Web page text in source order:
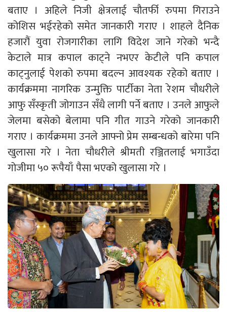
बताए । अहिले निजी क्षेत्रलाई चौतर्फी रुपमा गिराउने
कोशिस भईरहेको समेत जानकारी गराए । शाहले दैनिक
हजारौं युवा रोजगारीका लागि विदेश जाने गरेको भन्दै
केटाले मात्र कपाल काट्ने नभएर केटीले पनि कपाल
काट्नुलाई पेशको रुपमा बदल्न आवश्यक रहेको बताए ।
कार्यक्रममा नागरिक उन्मुक्ति पार्टीका नेता रेशम चा‌ैधरीले
आफु सँस्कृती जोगाउन सँधै लागी पर्ने बताए । उनले आफुले
जेलमा बसेको बेलामा पनि गीत गाउने गरेको जानकारी
गराए । कार्यक्रममा उनले आफ्नो प्रेम सम्बन्धको बारेमा पनि
खुलासा गरे । नेता चौधरीले श्रीमती रञ्जितलाई भगाउँदा
गोजीमा ५० रूपैयाँ पैसा भएको खुलासा गरे ।